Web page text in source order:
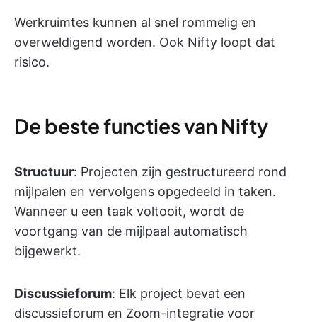
Werkruimtes kunnen al snel rommelig en
overweldigend worden. Ook Nifty loopt dat
risico.
De beste functies van Nifty
Structuur: Projecten zijn gestructureerd rond
mijlpalen en vervolgens opgedeeld in taken.
Wanneer u een taak voltooit, wordt de
voortgang van de mijlpaal automatisch
bijgewerkt.
Discussieforum: Elk project bevat een
discussieforum en Zoom-integratie voor